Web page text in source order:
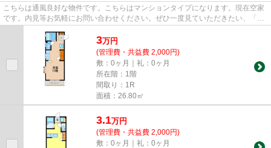
こちらは通風良好な物件です。こちらはマンションタイプになります。現在空家
です。内見等お気軽にお問い合わせください。ぜひ一度見ていただきたい、「ヒ
カリマンション」です。宇都...
3万円
(管理費・共益費 2,000円)
敷：0ヶ月｜礼：0ヶ月
所在階：1階
間取り：1R
面積：26.80㎡
3.1万円
(管理費・共益費 2,000円)
敷：0ヶ月｜礼：0ヶ月